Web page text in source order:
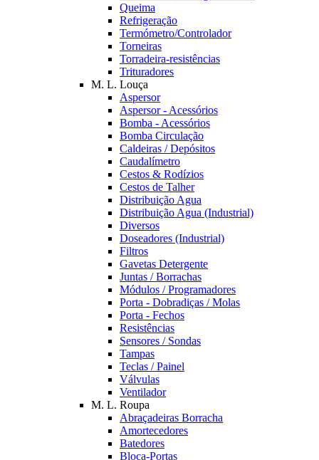
Queima
Refrigeração
Termómetro/Controlador
Torneiras
Torradeira-resistências
Trituradores
M. L. Louça
Aspersor
Aspersor - Acessórios
Bomba - Acessórios
Bomba Circulação
Caldeiras / Depósitos
Caudalímetro
Cestos & Rodízios
Cestos de Talher
Distribuição Agua
Distribuição Agua (Industrial)
Diversos
Doseadores (Industrial)
Filtros
Gavetas Detergente
Juntas / Borrachas
Módulos / Programadores
Porta - Dobradiças / Molas
Porta - Fechos
Resistências
Sensores / Sondas
Tampas
Teclas / Painel
Válvulas
Ventilador
M. L. Roupa
Abraçadeiras Borracha
Amortecedores
Batedores
Bloca-Portas